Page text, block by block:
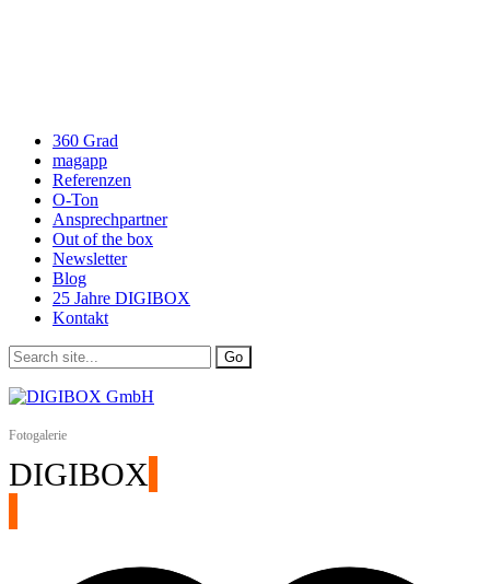
360 Grad
magapp
Referenzen
O-Ton
Ansprechpartner
Out of the box
Newsletter
Blog
25 Jahre DIGIBOX
Kontakt
Fotogalerie
DIGIBOX